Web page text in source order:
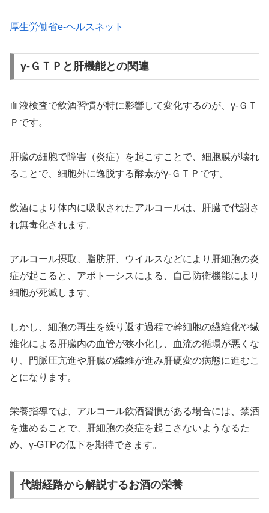
厚生労働省e-ヘルスネット
γ-ＧＴＰと肝機能との関連
血液検査で飲酒習慣が特に影響して変化するのが、γ-ＧＴ
Ｐです。
肝臓の細胞で障害（炎症）を起こすことで、細胞膜が壊れ
ることで、細胞外に逸脱する酵素がγ-ＧＴＰです。
飲酒により体内に吸収されたアルコールは、肝臓で代謝さ
れ無毒化されます。
アルコール摂取、脂肪肝、ウイルスなどにより肝細胞の炎
症が起こると、アポトーシスによる、自己防衛機能により
細胞が死滅します。
しかし、細胞の再生を繰り返す過程で幹細胞の繊維化や繊
維化による肝臓内の血管が狭小化し、血流の循環が悪くな
り、門脈圧亢進や肝臓の繊維が進み肝硬変の病態に進むこ
とになります。
栄養指導では、アルコール飲酒習慣がある場合には、禁酒
を進めることで、肝細胞の炎症を起こさないようなるた
め、γ-GTPの低下を期待できます。
代謝経路から解説するお酒の栄養